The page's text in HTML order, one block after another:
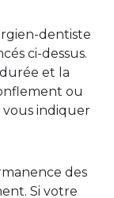
dentiste
ci-dessus.
et la
ou
vous indiquer
des
Si votre